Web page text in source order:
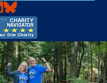
Bluesky